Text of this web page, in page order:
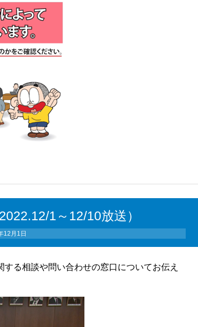
1～12/10放送）
12月1日
る相談や問い合わせの窓口についてお伝え